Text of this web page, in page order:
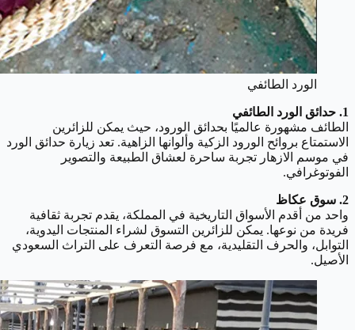
الورد الطائفي
1. حدائق الورد الطائفي
الطائف مشهورة عالميًا بحدائق الورود، حيث يمكن للزائرين
الاستمتاع بروائح الورود الزكية وألوانها الزاهية. تعد زيارة حدائق الورد
في موسم الازهار تجربة ساحرة لعشاق الطبيعة والتصوير
الفوتوغرافي.
2. سوق عكاظ
واحد من أقدم الأسواق التاريخية في المملكة، يقدم تجربة ثقافية
فريدة من نوعها. يمكن للزائرين التسوق لشراء المنتجات اليدوية،
التوابل، والحرف التقليدية، مع فرصة التعرف على التراث السعودي
الأصيل.